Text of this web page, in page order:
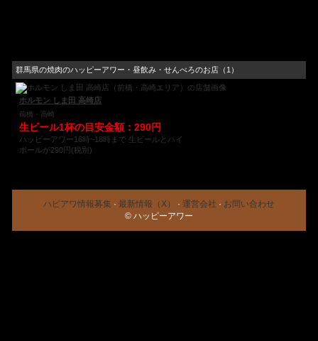
群馬県の焼肉のハッピーアワー・昼飲み・せんべろのお店（1）
ホルモン しま田 高崎店
前橋・高崎
生ビール1杯の目安金額：290円
ハッピーアワー16時~18時まで 生ビールとハイ
ボールが290円(税別)
ハピアワ情報募集 · 最新情報（X） · 運営会社 · お問い合わせ
© ハッピーアワー